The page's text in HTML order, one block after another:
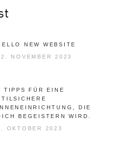
NEW WEBSITE
NOVEMBER 2023
TIPPS FÜR EINE
DIE
BEGEISTERN WIRD.
OKTOBER 2023